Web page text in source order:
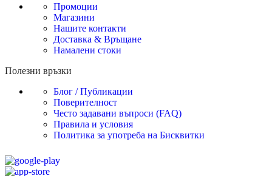
Промоции
Магазини
Нашите контакти
Доставка & Връщане
Намалени стоки
Полезни връзки
Блог / Публикации
Поверителност
Често задавани въпроси (FAQ)
Правила и условия
Политика за употреба на Бисквитки